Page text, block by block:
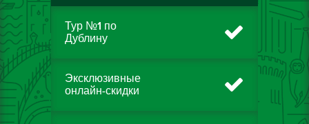
Тур №1 по
Дублину
Эксклюзивные
онлайн-скидки